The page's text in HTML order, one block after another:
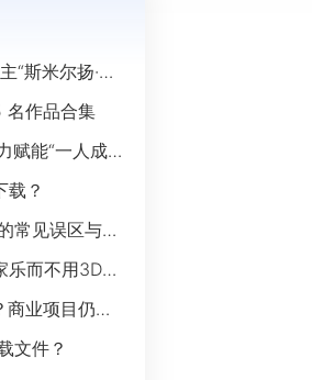
“斯米尔扬·拉
名作品合集
赋能“一人成
载？
常见误区与规
乐而不用3Ds
业项目仍离
文件？